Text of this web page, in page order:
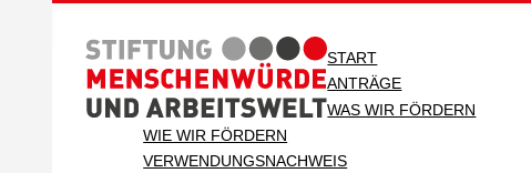
START
ANTRÄGE
WAS WIR FÖRDERN
WIE WIR FÖRDERN
VERWENDUNGSNACHWEIS